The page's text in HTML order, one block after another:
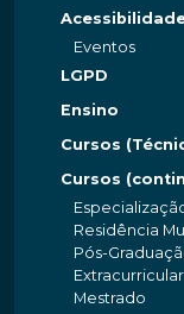
Eventos
LGPD
Ensino
Cursos
Cursos
Residência
Pós-
Extracurricular
Mestrado